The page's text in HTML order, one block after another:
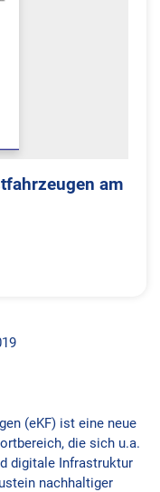
am
(eKF) ist eine neue
die sich u.a.
digitale Infrastruktur
nachhaltiger